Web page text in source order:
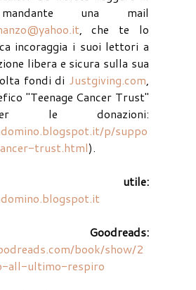
una mail
, che te lo
incoraggia i suoi lettori a
libera e sicura sulla sua
fondi di Justgiving.com,
"Teenage Cancer Trust"
le donazioni:
p/suppo
trust.html).
utile:
Goodreads:
book/show/2
all-ultimo-respiro